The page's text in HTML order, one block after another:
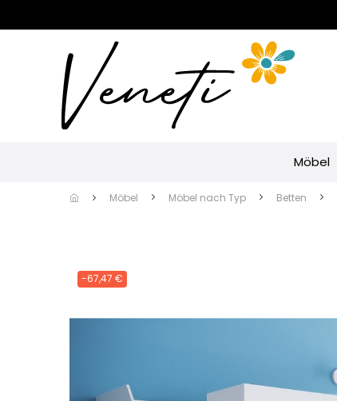
Möbel
Möbel Möbel nach Typ Betten
-67,47 €